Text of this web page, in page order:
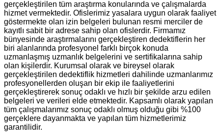
gerçekleştirilen tüm araştırma konularında ve çalışmalarda
hizmet vermektedir. Ofislerimiz yasalara uygun olarak faaliyet
göstermekte olan izin belgeleri bulunan resmi merciler de
kayıtlı sabit bir adrese sahip olan ofislerdir. Firmamız
bünyesinde araştırmalarını gerçekleştiren dedektiflerin her
biri alanlarında profesyonel farklı birçok konuda
uzmanlaşmış uzmanlık belgelerini ve sertifikalarına sahip
olan kişilerdir. Kurumsal olarak ve bireysel olarak
gerçekleştirilen dedektiflik hizmetleri dahilinde uzmanlarımız
profesyonellerden oluşan bir ekip ile faaliyetlerini
gerçekleştirerek sonuç odaklı ve hızlı bir şekilde arzu edilen
belgeleri ve verileri elde etmektedir. Kapsamlı olarak yapılan
tüm çalışmalarımız sonuç odaklı olmuş olduğu gibi %100
gerçeklere dayanmakta ve yapılan tüm hizmetlerimiz
garantilidir.